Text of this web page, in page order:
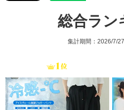
総合ラン
集計期間：2026/7/